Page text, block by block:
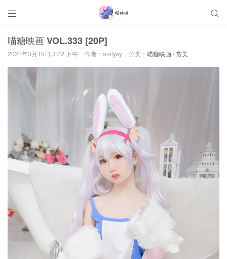
 
喵糖映画 VOL.333 [20P]
2021年3月15日 3:22 下午 作者：amlysy 分类： 喵糖映画/赏美